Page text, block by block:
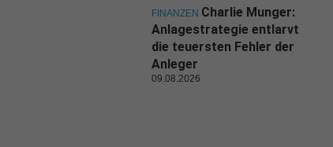
FINANZEN Charlie Munger:
Anlagestrategie entlarvt
die teuersten Fehler der
Anleger
09.08.2026